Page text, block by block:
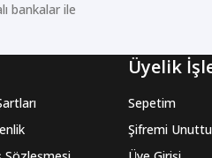
bankalar ile
Üyelik
Sepetim
Şifremi